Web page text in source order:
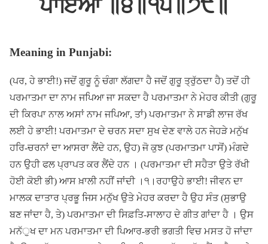
ਪਾਇਆ ॥੪॥੧੫॥੭੯॥
Meaning in Punjabi:
(ਪਰ, ਹੇ ਭਾਈ!) ਜਦੋਂ ਗੁਰੂ ਨੂੰ ਚੰਗਾ ਲੱਗਦਾ ਹੈ ਜਦੋਂ ਗੁਰੂ ਤ੍ਰੁੱਠਦਾ ਹੈ) ਤਦੋਂ ਹੀ
ਪਰਮਾਤਮਾ ਦਾ ਨਾਮ ਜਪਿਆ ਜਾ ਸਕਦਾ ਹੈ ਪਰਮਾਤਮਾ ਨੇ ਮੇਹਰ ਕੀਤੀ (ਗੁਰੂ
ਦੀ ਕਿਰਪਾ ਨਾਲ ਅਸਾਂ ਨਾਮ ਜਪਿਆ, ਤਾਂ) ਪਰਮਾਤਮਾ ਨੇ ਸਾਡੀ ਲਾਜ ਰੱਖ
ਲਈ ਹੇ ਭਾਈ! ਪਰਮਾਤਮਾ ਦੇ ਚਰਨ ਸਦਾ ਸੁਖ ਦੇਣ ਵਾਲੇ ਹਨ ਜੇਹੜੇ ਮਨੁੱਖ
ਹਰਿ-ਚਰਨਾਂ ਦਾ ਆਸਰਾ ਲੈਂਦੇ ਹਨ, ਉਹ) ਜੋ ਕੁਝ (ਪਰਮਾਤਮਾ ਪਾਸੋਂ) ਮੰਗਦੇ
ਹਨ ਉਹੀ ਫਲ ਪ੍ਰਾਪਤ ਕਰ ਲੈਂਦੇ ਹਨ । (ਪਰਮਾਤਮਾ ਦੀ ਸਹੈਤਾ ਉਤੇ ਰੱਖੀ
ਹੋਈ ਕੋਈ ਭੀ) ਆਸ ਖ਼ਾਲੀ ਨਹੀਂ ਜਾਂਦੀ ।੧।ਰਹਾਉਹੇ ਭਾਈ! ਜੀਵਨ ਦਾ
ਮਾਲਕ ਦਾਤਾਰ ਪ੍ਰਭੂ ਜਿਸ ਮਨੁੱਖ ਉਤੇ ਮੇਹਰ ਕਰਦਾ ਹੈ ਉਹ ਸੰਤ (ਸੁਭਾਉ
ਬਣ ਜਾਂਦਾ ਹੈ, ਤੇ) ਪਰਮਾਤਮਾ ਦੀ ਸਿਫ਼ਤਿ-ਸਾਲਾਹ ਦੇ ਗੀਤ ਗਾਂਦਾ ਹੈ । ਉਸ
ਮਨੱੁਖ ਦਾ ਮਨ ਪਰਮਾਤਮਾ ਦੀ ਪਿਆਰ-ਭਰੀ ਭਗਤੀ ਵਿਚ ਮਸਤ ਹੋ ਜਾਂਦਾ